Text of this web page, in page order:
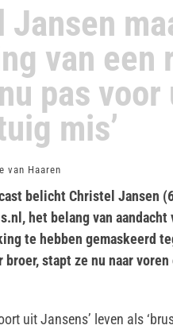
Jansen
van een
pas
mis’
van Haaren
belicht Christel Jansen
het belang van
te hebben gemaskeerd
broer, stapt ze nu naar
uit Jansens’ leven als